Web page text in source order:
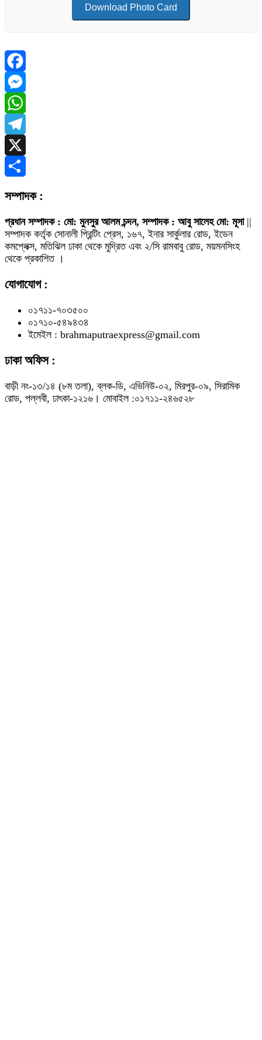
Download Photo Card
Facebook
Messenger
WhatsApp
Telegram
X
সম্পাদক :
প্রধান সম্পাদক : মো: মুনসুর আলম চন্দন, সম্পাদক : আবু সালেহ মো: মূসা||
সম্পাদক কর্তৃক সোনালী প্রিন্টিং প্রেস, ১৬৭, ইনার সার্কুলার রোড, ইডেন
কমপ্লেক্স, মতিঝিল ঢাকা থেকে মুদ্রিত এবং ২/সি রামবাবু রোড, ময়মনসিংহ
থেকে প্রকাশিত ।
যোগাযোগ :
০১৭১১-৭০৩৫০০
০১৭১০-৫৪৯৪৩৪
ইমেইল : brahmaputraexpress@gmail.com
ঢাকা অফিস :
বাড়ী নং-১৩/১৪ (৮ম তলা), ব্লক-ডি, এভিনিউ-০২, মিরপুর-০৯, সিরামিক
রোড, পল্লবী, ঢাৎকা-১২১৬। মোবাইল :০১৭১১-২৪৬৫২৮